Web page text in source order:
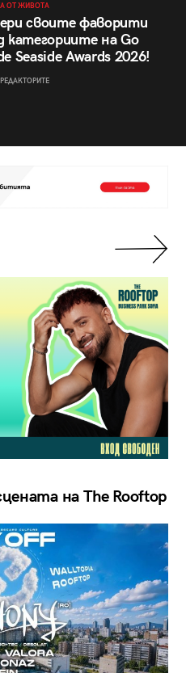
ОТ ЖИВОТА
своите фаворити
категориите на Go
Seaside Awards 2026!
РЕДАКТОРИТЕ
на The Rooftop